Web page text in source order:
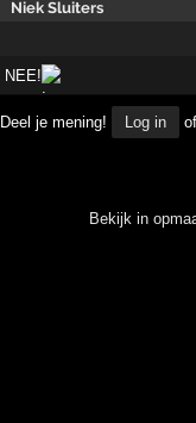
Niek Sluiters
NEE!
Deel je mening! Log in of
Bekijk in